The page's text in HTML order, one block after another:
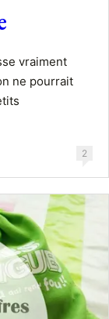
vraiment
ne pourrait
2